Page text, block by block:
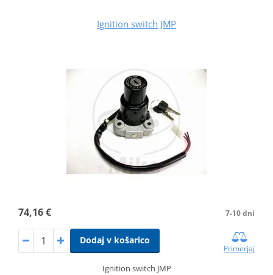
Ignition switch JMP
74,16 € 7-10 dni
Dodaj v košarico
Primerjaj
Ignition switch JMP